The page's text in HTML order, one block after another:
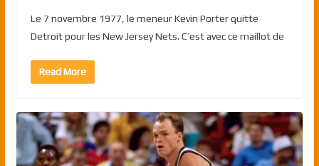
Le 7 novembre 1977, le meneur Kevin Porter quitte
Detroit pour les New Jersey Nets. C’est avec ce maillot de
Read More